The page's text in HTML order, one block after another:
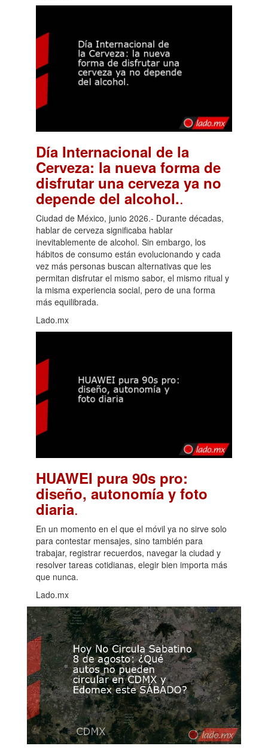
Día Internacional de la
Cerveza: la nueva forma de
disfrutar una cerveza ya no
depende del alcohol..
Ciudad de México, junio 2026.- Durante décadas,
hablar de cerveza significaba hablar
inevitablemente de alcohol. Sin embargo, los
hábitos de consumo están evolucionando y cada
vez más personas buscan alternativas que les
permitan disfrutar el mismo sabor, el mismo ritual y
la misma experiencia social, pero de una forma
más equilibrada.
Lado.mx
HUAWEI pura 90s pro:
diseño, autonomía y foto
diaria.
En un momento en el que el móvil ya no sirve solo
para contestar mensajes, sino también para
trabajar, registrar recuerdos, navegar la ciudad y
resolver tareas cotidianas, elegir bien importa más
que nunca.
Lado.mx